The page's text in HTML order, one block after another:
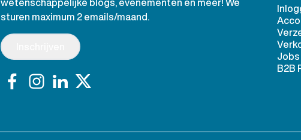
sturen maximum 2 emails/maand.
Jobs
B2B